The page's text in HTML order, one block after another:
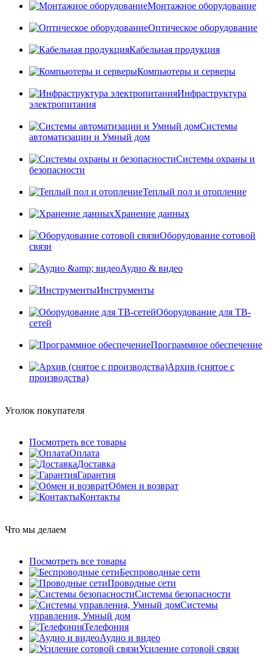
Монтажное оборудование
Оптическое оборудование
Кабельная продукция
Компьютеры и серверы
Инфраструктура
электропитания
Системы
автоматизации и Умный дом
Системы охраны и
безопасности
Теплый пол и отопление
Хранение данных
Оборудование сотовой
связи
Аудио & видео
Инструменты
Оборудование для ТВ-
сетей
Программное обеспечение
Архив (снятое с
производства)
Уголок покупателя
Посмотреть все товары
Оплата
Доставка
Гарантия
Обмен и возврат
Контакты
Что мы делаем
Посмотреть все товары
Беспроводные сети
Проводные сети
Системы безопасности
Системы
управления, Умный дом
Телефония
Аудио и видео
Усиление сотовой связи